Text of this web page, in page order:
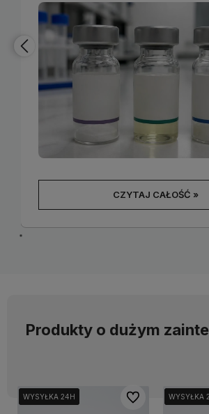
przechowywania i wiarygodności
potwierdzonego profilu
organizmu człowieka, którego dla
peptydów badawczych po prostu
krążących przekonań - że
pochodzenie" gwarantuje
że brak statusu leku oznacza brak
Poniżej rozdzielamy to, co wynika z
regulacji, od popularnych
CZYTAJ CAŁOŚĆ »
Produkty o dużym
WYSYŁKA 24H
WYSYŁKA 24H
WYSYŁKA 24H Do ulubionychWYSYŁKA
WYSYŁKA
WYSYŁKA